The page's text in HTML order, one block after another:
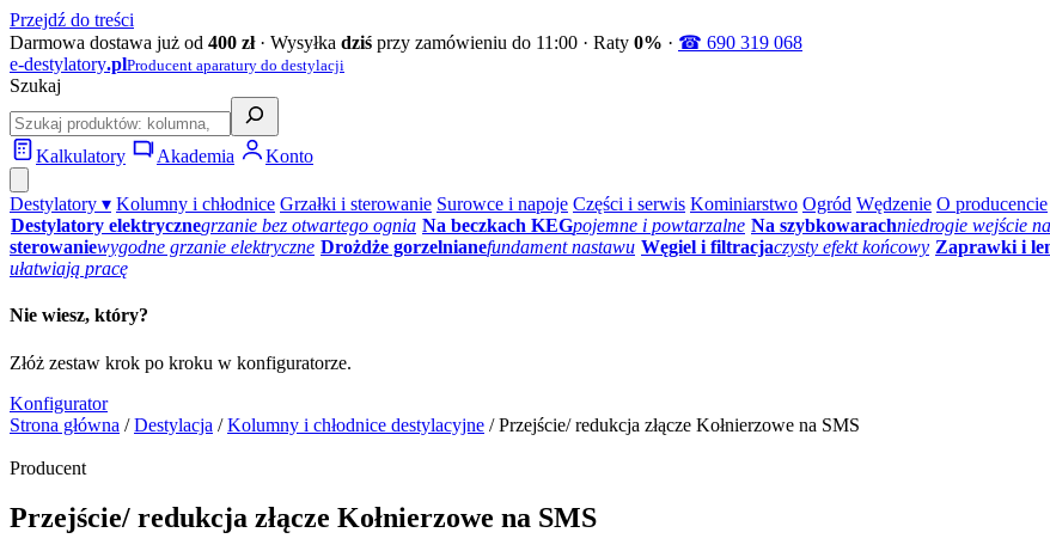
Przejdź do treści
Darmowa dostawa już od 400 zł· Wysyłka dziś przy zamówieniu do 11:00 · Raty 0% · ☎ 690 319 068
e‑destylatory.plProducent aparatury do destylacji
Szukaj
Kalkulatory Akademia Konto
Destylatory ▾ Kolumny i chłodnice Grzałki i sterowanie Surowce i napoje Części i serwis Kominiarstwo Ogród Wędzenie O producencie
Destylatory elektrycznegrzanie bez otwartego ognia Na beczkach KEGpojemne i powtarzalne Na szybkowarachniedrogie wejście
sterowaniewygodne grzanie elektryczne Drożdże gorzelnianefundament nastawu Węgiel i filtracjaczysty efekt końcowy Zaprawki i
ułatwiają pracę
Nie wiesz, który?
Złóż zestaw krok po kroku w konfiguratorze.
Konfigurator
Strona główna /Destylacja /Kolumny i chłodnice destylacyjne / Przejście/ redukcja złącze Kołnierzowe na SMS
Producent
Przejście/ redukcja złącze Kołnierzowe na SMS